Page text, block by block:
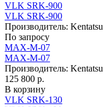
VLK SRK-900
VLK SRK-900
Производитель: Kentatsu
По запросу
MAX-M-07
MAX-M-07
Производитель: Kentatsu
125 800 р.
В корзину
VLK SRK-130